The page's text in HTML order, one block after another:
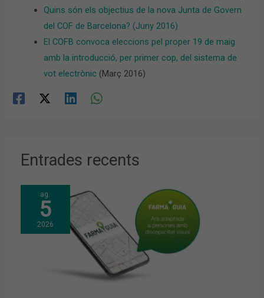
Quins són els objectius de la nova Junta de Govern
del COF de Barcelona? (Juny 2016)
El COFB convoca eleccions pel proper 19 de maig
amb la introducció, per primer cop, del sistema de
vot electrònic (Març 2016)
Entrades recents
ag.
5
2026